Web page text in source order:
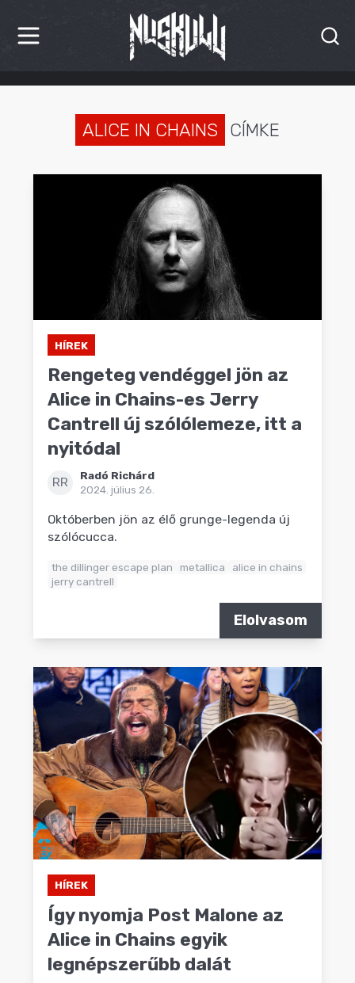
HÍREK
BLOG
ALICE IN CHAINS CÍMKE
HÍREK
Rengeteg vendéggel jön az
Alice in Chains-es Jerry
Cantrell új szólólemeze, itt a
nyitódal
RR
Radó Richárd
2024. július 26.
Októberben jön az élő grunge-legenda új
szólócucca.
the dillinger escape plan metallica
alice in chains
jerry cantrell
Elolvasom
HÍREK
Így nyomja Post Malone az
Alice in Chains egyik
legnépszerűbb dalát